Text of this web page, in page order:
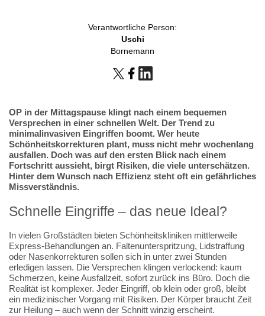
Verantwortliche Person:
Uschi
Bornemann
OP in der Mittagspause klingt nach einem bequemen
Versprechen in einer schnellen Welt. Der Trend zu
minimalinvasiven Eingriffen boomt. Wer heute
Schönheitskorrekturen plant, muss nicht mehr wochenlang
ausfallen. Doch was auf den ersten Blick nach einem
Fortschritt aussieht, birgt Risiken, die viele unterschätzen.
Hinter dem Wunsch nach Effizienz steht oft ein gefährliches
Missverständnis.
Schnelle Eingriffe – das neue Ideal?
In vielen Großstädten bieten Schönheitskliniken mittlerweile
Express-Behandlungen an. Faltenunterspritzung, Lidstraffung
oder Nasenkorrekturen sollen sich in unter zwei Stunden
erledigen lassen. Die Versprechen klingen verlockend: kaum
Schmerzen, keine Ausfallzeit, sofort zurück ins Büro. Doch die
Realität ist komplexer. Jeder Eingriff, ob klein oder groß, bleibt
ein medizinischer Vorgang mit Risiken. Der Körper braucht Zeit
zur Heilung – auch wenn der Schnitt winzig erscheint.